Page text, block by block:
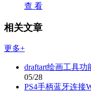
查 看
相关文章
更多+
draftart绘画工具
05/28
PS4手柄蓝牙连接